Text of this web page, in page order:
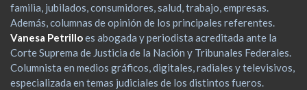
familia, jubilados, consumidores, salud, trabajo, empresas.
Además, columnas de opinión de los principales referentes.
Vanesa Petrilloes abogada y periodista acreditada ante la
Corte Suprema de Justicia de la Nación y Tribunales Federales.
Columnista en medios gráficos, digitales, radiales y televisivos,
especializada en temas judiciales de los distintos fueros.